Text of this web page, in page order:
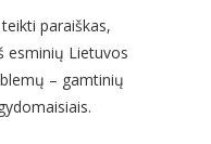
paraiškas,
esminių Lietuvos
– gamtinių